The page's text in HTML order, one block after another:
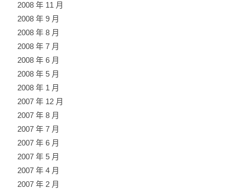
2008 年 11 月
2008 年 9 月
2008 年 8 月
2008 年 7 月
2008 年 6 月
2008 年 5 月
2008 年 1 月
2007 年 12 月
2007 年 8 月
2007 年 7 月
2007 年 6 月
2007 年 5 月
2007 年 4 月
2007 年 2 月